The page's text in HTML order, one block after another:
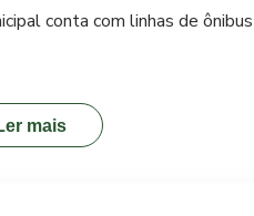
conta com linhas de
os mais aventureiros e
mais